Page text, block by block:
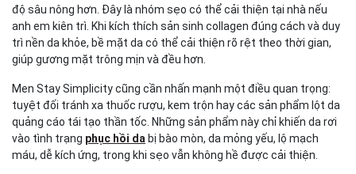
độ sâu nông hơn. Đây là nhóm sẹo có thể cải thiện tại nhà nếu
anh em kiên trì. Khi kích thích sản sinh collagen đúng cách và duy
trì nền da khỏe, bề mặt da có thể cải thiện rõ rệt theo thời gian,
giúp gương mặt trông mịn và đều hơn.
Men Stay Simplicity cũng cần nhấn mạnh một điều quan trọng:
tuyệt đối tránh xa thuốc rượu, kem trộn hay các sản phẩm lột da
quảng cáo tái tạo thần tốc. Những sản phẩm này chỉ khiến da rơi
vào tình trạng phục hồi da bị bào mòn, da mỏng yếu, lộ mạch
máu, dễ kích ứng, trong khi sẹo vẫn không hề được cải thiện.